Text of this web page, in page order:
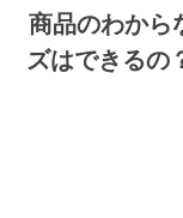
商品のわから
ズはできるの